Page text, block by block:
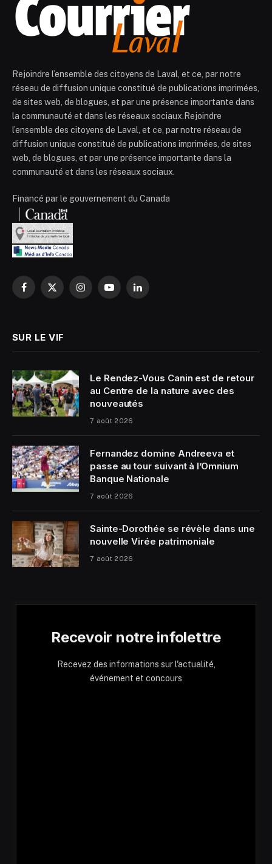
Rejoindre l’ensemble des citoyens de Laval, et ce, par notre
réseau de diffusion unique constitué de publications imprimées,
de sites web, de blogues, et par une présence importante dans
la communauté et dans les réseaux sociaux.Rejoindre
l’ensemble des citoyens de Laval, et ce, par notre réseau de
diffusion unique constitué de publications imprimées, de sites
web, de blogues, et par une présence importante dans la
communauté et dans les réseaux sociaux.
Financé par le gouvernement du Canada
Facebook
X
InstagramYouTubeLinkedIn
SUR LE VIF
Le Rendez-Vous Canin est de retour
au Centre de la nature avec des
nouveautés
7 août 2026
Fernandez domine Andreeva et
passe au tour suivant à l’Omnium
Banque Nationale
7 août 2026
Sainte-Dorothée se révèle dans une
nouvelle Virée patrimoniale
7 août 2026
Recevoir notre infolettre
Recevez des informations sur l'actualité,
événement et concours